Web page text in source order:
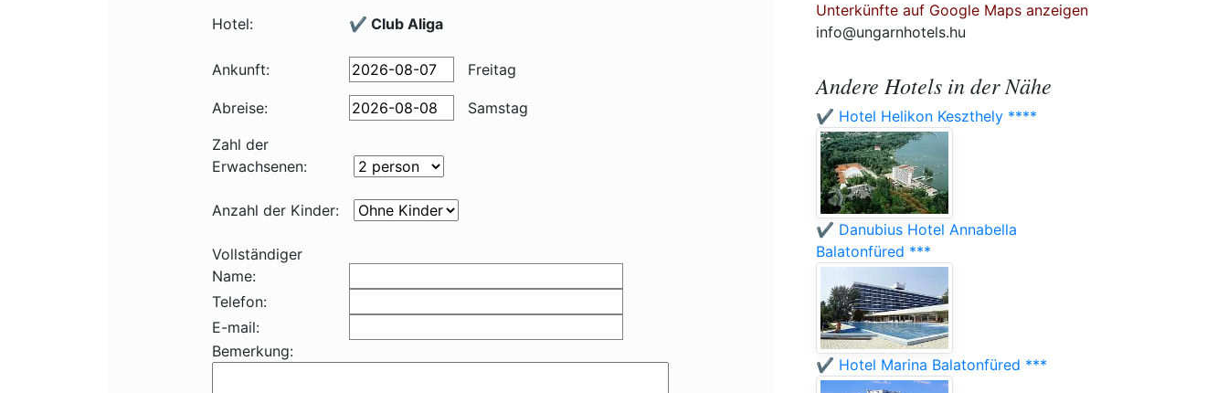
Hotel: ✔️ Club Aliga
Ankunft: Freitag
Abreise:
Samstag
Zahl der
Erwachsenen:
Anzahl der Kinder:
Vollständiger
Name:
Telefon:
E-mail:
Bemerkung:
Unterkünfte auf Google Maps anzeigen
info@ungarnhotels.hu
Andere Hotels in der Nähe
✔️ Hotel Helikon Keszthely ****
✔️ Danubius Hotel Annabella
Balatonfüred ***
✔️ Hotel Marina Balatonfüred ***